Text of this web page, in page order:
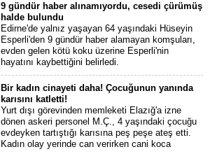
9 gündür haber alınamıyordu, cesedi çürümüş
halde bulundu
Edirne'de yalnız yaşayan 64 yaşındaki Hüseyin
Esperli'den 9 gündür haber alamayan komşuları,
evden gelen kötü koku üzerine Esperli'nin
hayatını kaybettiğini belirledi.
Bir kadın cinayeti daha! Çocuğunun yanında
karısını katletti!
Yurt dışı görevinden memleketi Elazığ'a izne
dönen askeri personel M.Ç., 4 yaşındaki çocuğu
evdeyken tartıştığı karısına peş peşe ateş etti.
Kadın olay yerinde can verirken cani koca